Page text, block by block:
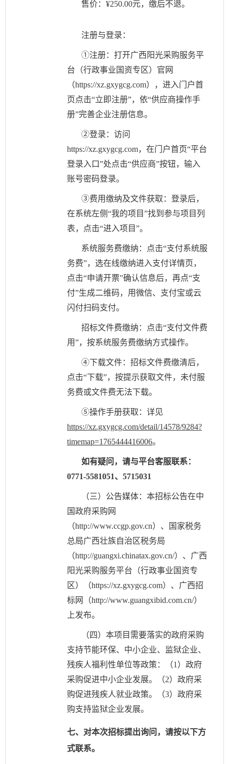
售价： ¥250.00元，缴后不退。
注册与登录：
①注册：打开广西阳光采购服务平
台（行政事业国资专区）官网
（https://xz.gxygcg.com），进入门户首
页点击“立即注册”，依“供应商操作手
册”完善企业注册信息。
②登录：访问
https://xz.gxygcg.com，在门户首页“平台
登录入口”处点击“供应商”按钮，输入
账号密码登录。
③费用缴纳及文件获取：登录后，
在系统左侧“我的项目”找到参与项目列
表，点击“进入项目”。
系统服务费缴纳：点击“支付系统服
务费”，选在线缴纳进入支付详情页，
点击“申请开票”确认信息后，再点“支
付”生成二维码，用微信、支付宝或云
闪付扫码支付。
招标文件费缴纳：点击“支付文件费
用”，按系统服务费缴纳方式操作。
④下载文件：招标文件费缴清后，
点击“下载”，按提示获取文件，未付服
务费或文件费无法下载。
⑤操作手册获取：详见
https://xz.gxygcg.com/detail/14578/9284?
timemap=1765444416006。
如有疑问，请与平台客服联系：
0771-5581051、5715031
（三）公告媒体：本招标公告在中
国政府采购网
（http://www.ccgp.gov.cn）、国家税务
总局广西壮族自治区税务局
（http://guangxi.chinatax.gov.cn/）、广西
阳光采购服务平台（行政事业国资专
区）（https://xz.gxygcg.com）、广西招
标网（http://www.guangxibid.com.cn/）
上发布。
（四）本项目需要落实的政府采购
支持节能环保、中小企业、监狱企业、
残疾人福利性单位等政策：（1）政府
采购促进中小企业发展。（2）政府采
购促进残疾人就业政策。（3）政府采
购支持监狱企业发展。
七、对本次招标提出询问，请按以下方
式联系。